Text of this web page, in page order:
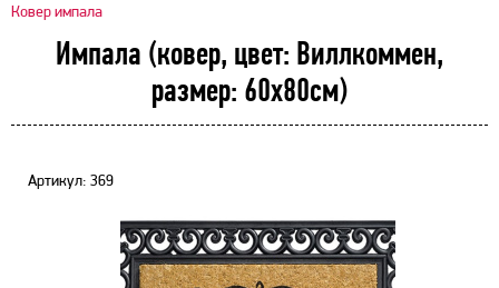
Ковер импала
Импала (ковер, цвет: Виллкоммен,
размер: 60х80см)
Артикул: 369